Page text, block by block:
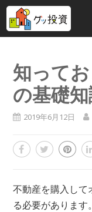
知って
の基礎
2019年6月12日
不動産を購入して
る必要があります。